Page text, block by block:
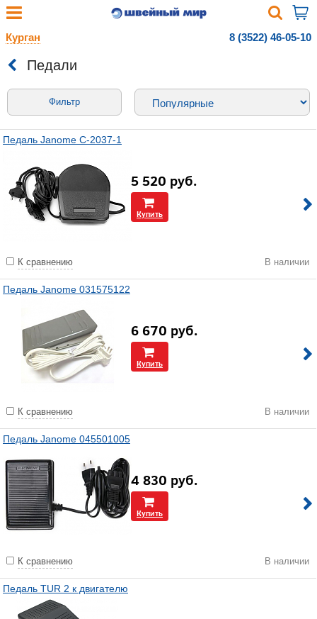
Курган 8 (3522) 46-05-10
Педали
Фильтр
Педаль Janome С-2037-1
5 520 руб.
Купить
К сравнению В наличии
Педаль Janome 031575122
6 670 руб.
Купить
К сравнению В наличии
Педаль Janome 045501005
4 830 руб.
Купить
К сравнению В наличии
Педаль TUR 2 к двигателю